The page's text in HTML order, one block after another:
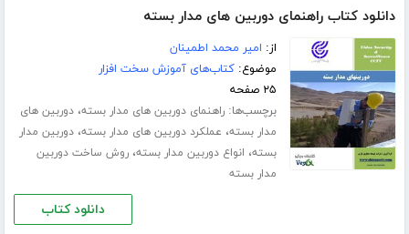
دانلود کتاب راهنمای دوربین های مدار بسته
از: امیر محمد اطمینان
موضوع:کتاب‌های آموزش سخت افزار
۲۵ صفحه
برچسب‌ها:راهنمای دوربین های مدار بسته،دوربین های
مدار بسته، عملکرد دوربین های مدار بسته،دوربین مدار
بسته، انواع دوربین مدار بسته،روش ساخت دوربین
مدار بسته
دانلود کتاب